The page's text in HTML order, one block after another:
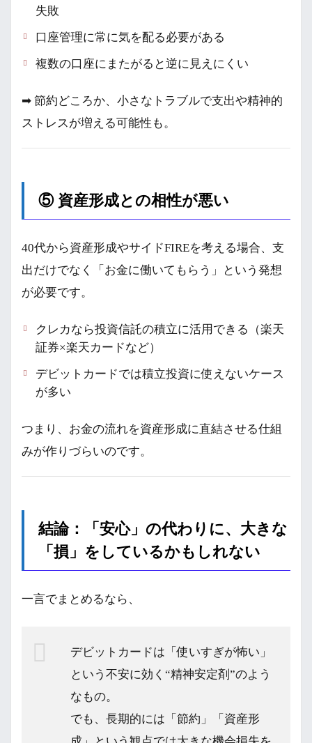
失敗
口座管理に常に気を配る必要がある
複数の口座にまたがると逆に見えにくい
➡ 節約どころか、小さなトラブルで支出や精神的
ストレスが増える可能性も。
⑤ 資産形成との相性が悪い
40代から資産形成やサイドFIREを考える場合、支
出だけでなく「お金に働いてもらう」という発想
が必要です。
クレカなら投資信託の積立に活用できる（楽天
証券×楽天カードなど）
デビットカードでは積立投資に使えないケース
が多い
つまり、お金の流れを資産形成に直結させる仕組
みが作りづらいのです。
結論：「安心」の代わりに、大きな
「損」をしているかもしれない
一言でまとめるなら、
デビットカードは「使いすぎが怖い」
という不安に効く“精神安定剤”のよう
なもの。
でも、長期的には「節約」「資産形